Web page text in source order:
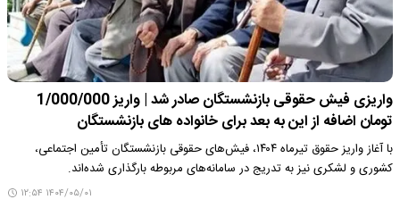
واریزی فیش حقوقی بازنشستگان صادر شد | واریز 1/000/000
تومان اضافه از این به بعد برای خانواده های بازنشستگان
با آغاز واریز حقوق تیرماه ۱۴۰۴، فیش‌های حقوقی بازنشستگان تأمین اجتماعی،
کشوری و لشکری نیز به تدریج در سامانه‌های مربوطه بارگذاری شده‌اند.
۱۴۰۴/۰۵/۰۱ ۱۲:۵۴